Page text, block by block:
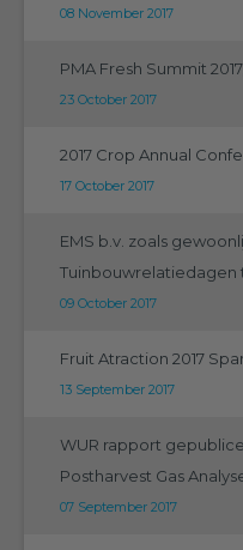
08 November 2017
PMA Fresh Summit
23 October 2017
2017 Crop Annual
17 October 2017
EMS b.v. zoals
Tuinbouwrelatiedagen
09 October 2017
Fruit Atraction 2017
13 September 2017
WUR rapport
Postharvest Gas
07 September 2017